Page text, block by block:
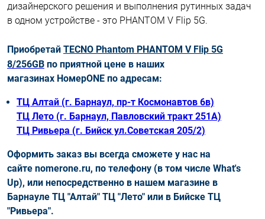
дизайнерского решения и выполнения рутинных задач
в одном устройстве - это PHANTOM V Flip 5G.
Приобретай TECNO Phantom PHANTOM V Flip 5G
8/256GB по приятной цене в наших
магазинах НомерONE по адресам:
ТЦ Алтай (г. Барнаул, пр-т Космонавтов 6в)
ТЦ Лето (г. Барнаул, Павловский тракт 251А)
ТЦ Ривьера (г. Бийск ул.Советская 205/2)
Оформить заказ вы всегда сможете у нас на
сайте nomerone.ru, по телефону (в том числе What's
Up), или непосредственно в нашем магазине в
Барнауле ТЦ "Алтай" ТЦ "Лето" или в Бийске ТЦ
"Ривьера".